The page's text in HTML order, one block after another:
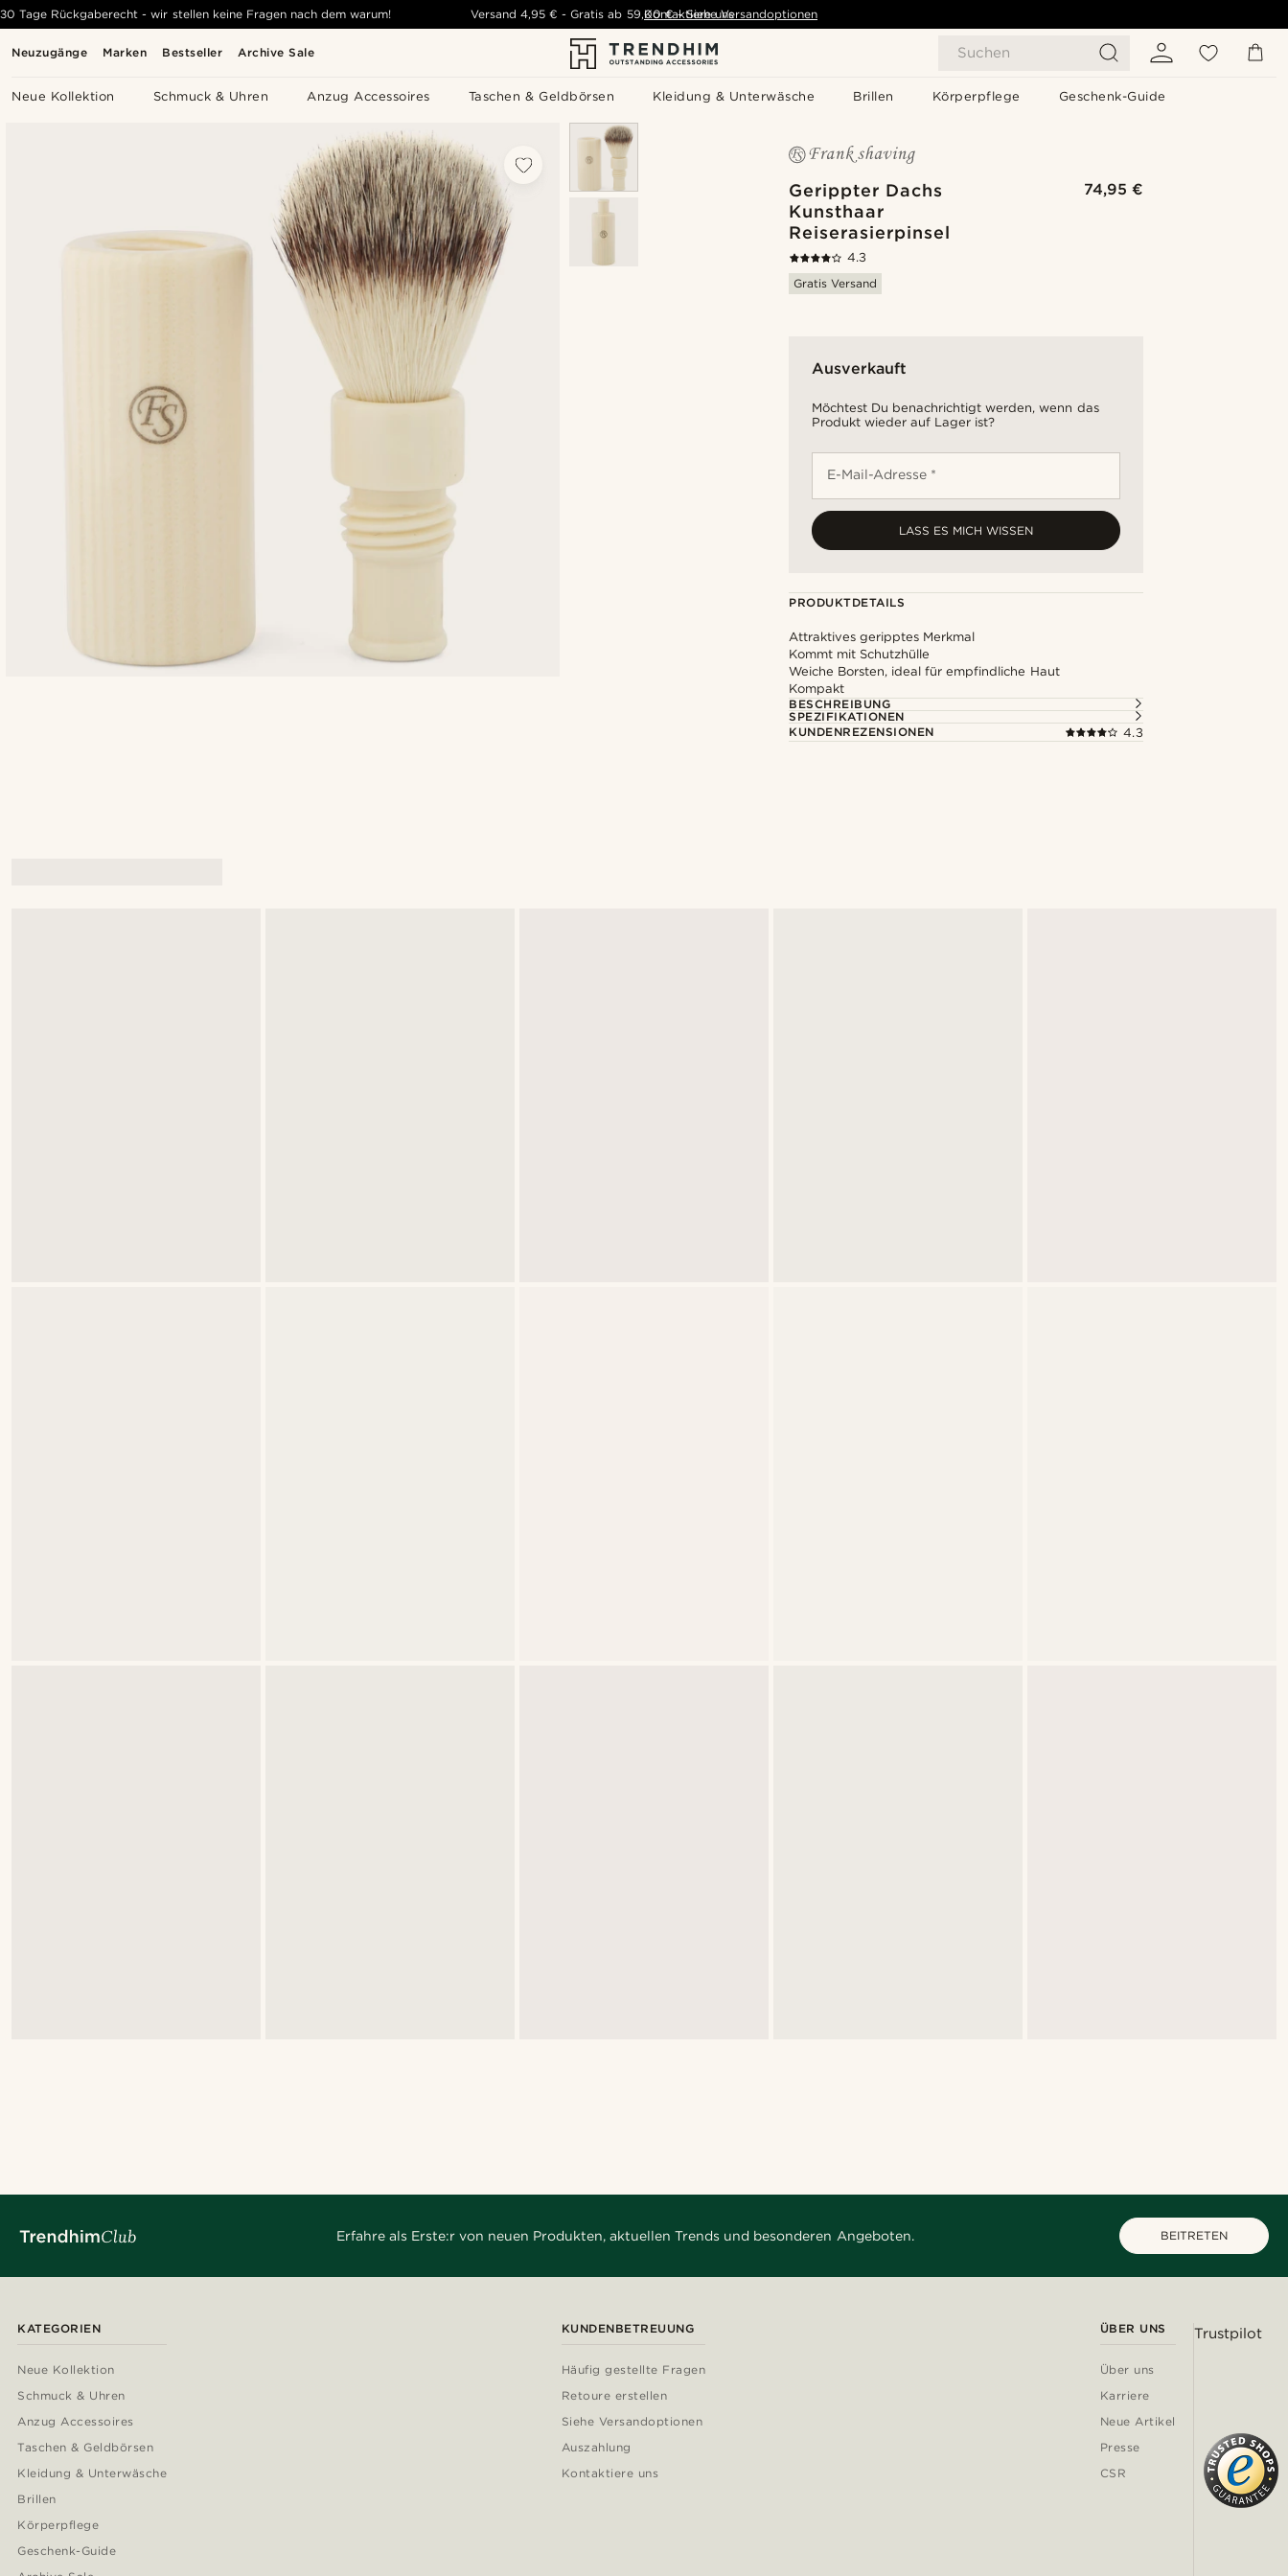
Neuzugänge Marken Bestseller Archive Sale Suchen
Neue Kollektion Schmuck & Uhren Anzug Accessoires Taschen & Geldbörsen Kleidung & Unterwäsche Brillen Körperpflege Geschenk-Guide
30 Tage Rückgaberecht - wir stellen keine Fragen nach dem warum! Versand 4,95 € -Gratis ab 59,00 € - Siehe Versandoptionen
Kontaktiere uns
Gerippter Dachs
Kunsthaar
Reiserasierpinsel
74,95 €
4.3
Gratis Versand
Ausverkauft
Möchtest Du benachrichtigt werden, wenn das
Produkt wieder auf Lager ist?
E-Mail-Adresse *
LASS ES MICH WISSEN
PRODUKTDETAILS
Attraktives geripptes Merkmal
Kommt mit Schutzhülle
Weiche Borsten, ideal für empfindliche Haut
Kompakt
BESCHREIBUNG
SPEZIFIKATIONEN
KUNDENREZENSIONEN
4.3
Erfahre als Erste:r von neuen Produkten, aktuellen Trends und besonderen Angeboten. BEITRETEN
KATEGORIEN
Neue Kollektion
Schmuck & Uhren
Anzug Accessoires
Taschen & Geldbörsen
Kleidung & Unterwäsche
Brillen
Körperpflege
Geschenk-Guide
KUNDENBETREUUNG
Häufig gestellte Fragen
Retoure erstellen
Siehe Versandoptionen
Auszahlung
Kontaktiere uns
ÜBER UNS
Über uns
Karriere
Neue Artikel
Presse
CSR
Trustpilot